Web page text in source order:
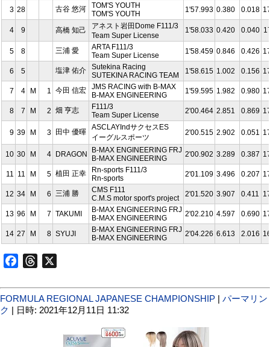
3 28 古谷 悠河
TOM'S YOUTH
TOM'S YOUTH
1'57.993 0.380 0.018
4 9 高橋 知己
アネスト岩田Dome F111/3
Team Super License
1'58.033 0.420 0.040
5 8 三浦 愛
ARTA F111/3
Team Super License
1'58.459 0.846 0.426
6 5 塩津 佑介
Sutekina Racing
SUTEKINA RACING TEAM
1'58.615 1.002 0.156
7 4 M 1 今田 信宏
JMS RACING with B-MAX
B-MAX ENGINEERING
1'59.595 1.982 0.980
8 7 M 2 畑 亨志
F111/3
Team Super License
2'00.464 2.851 0.869
9 39 M 3 田中 優暉
ASCLAYIndサクセスES
イーグルスポーツ
2'00.515 2.902 0.051
10 30 M 4 DRAGON
B-­MAX ENGINEERING FRJ
B-MAX ENGINEERING
2'00.902 3.289 0.387
11 11 M 5 植田 正幸
Rn-sports F111/3
Rn-sports
2'01.109 3.496 0.207
12 34 M 6 三浦 勝
CMS F111
C.M.S motor sport's project
2'01.520 3.907 0.411
13 96 M 7 TAKUMI
B-­MAX ENGINEERING FRJ
B-MAX ENGINEERING
2'02.210 4.597 0.690
14 27 M 8 SYUJI
B-­MAX ENGINEERING FRJ
B-MAX ENGINEERING
2'04.226 6.613 2.016
FacebookThreads
FORMULA REGIONAL JAPANESE CHAMPIONSHIP | パーマリン
ク | 日時: 2021年12月11日 11:32